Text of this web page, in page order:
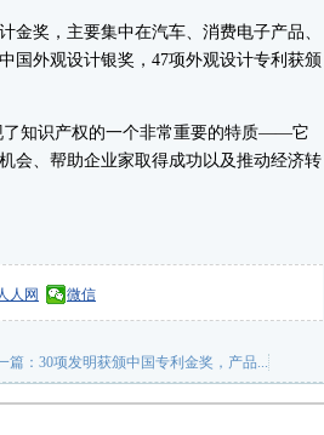
奖，主要集中在汽车、消费电子产品、
国外观设计银奖，47项外观设计专利获颁
知识产权的一个非常重要的特质——它
会、帮助企业家取得成功以及推动经济转
人网 微信
篇： 30项发明获颁中国专利金奖，产品...